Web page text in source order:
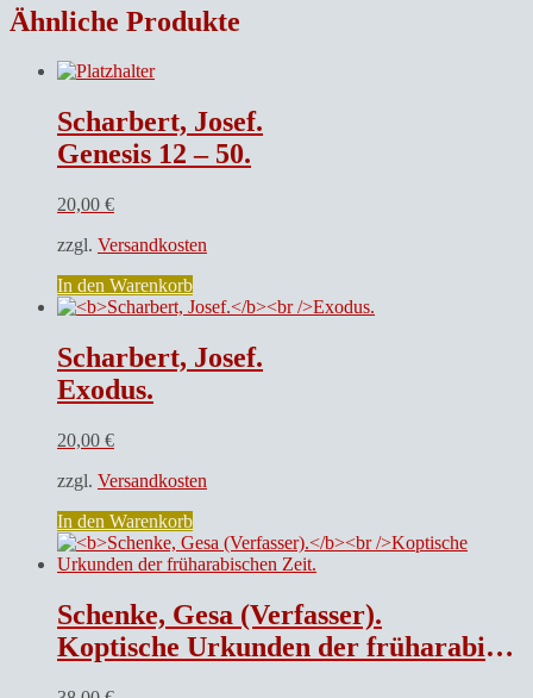
Ähnliche Produkte
Scharbert, Josef.
Genesis 12 – 50.
20,00 €
zzgl. Versandkosten
In den Warenkorb
Scharbert, Josef.
Exodus.
20,00 €
zzgl. Versandkosten
In den Warenkorb
Schenke, Gesa (Verfasser).
Koptische Urkunden der früharabischen Zeit.